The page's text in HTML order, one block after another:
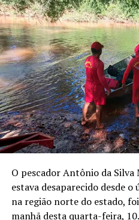
O pescador Antônio da Silva
estava desaparecido desde
na região norte do estado,
manhã desta quarta-feira,